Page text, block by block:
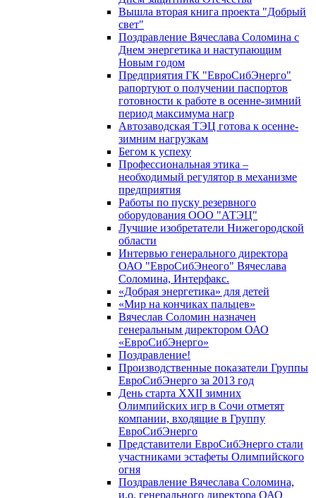
Вышла вторая книга проекта "Добрый
свет"
Поздравление Вячеслава Соломина с
Днем энергетика и наступающим
Новым годом
Предприятия ГК "ЕвроСибЭнерго"
рапортуют о получении паспортов
готовности к работе в осенне-зимний
период максимума нагр
Автозаводская ТЭЦ готова к осенне-
зимним нагрузкам
Бегом к успеху
Профессиональная этика –
необходимый регулятор в механизме
предприятия
Работы по пуску резервного
оборудования ООО "АТЭЦ"
Лучшие изобретатели Нижегородской
области
Интервью генерального директора
ОАО "ЕвроСибЭнеого" Вячеслава
Соломина, Интерфакс.
«Добрая энергетика» для детей
«Мир на кончиках пальцев»
Вячеслав Соломин назначен
генеральным директором ОАО
«ЕвроСибЭнерго»
Поздравление!
Производственные показатели Группы
ЕвроСибЭнерго за 2013 год
День старта XXII зимних
Олимпийских игр в Сочи отметят
компании, входящие в Группу
ЕвроСибЭнерго
Представители ЕвроСибЭнерго стали
участниками эстафеты Олимпийского
огня
Поздравление Вячеслава Соломина,
и.о. генерального директора ОАО